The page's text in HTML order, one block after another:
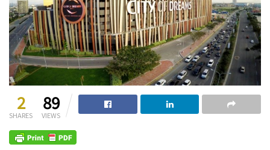
2
SHARES
89
VIEWS